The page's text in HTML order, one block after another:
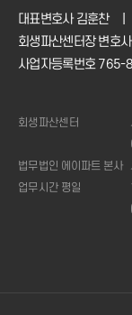
대표변호사 김훈찬
회생파산센터장 변호
사업자등록번호
회생파산센터
법무법인 에이파트 본사
업무시간 평일